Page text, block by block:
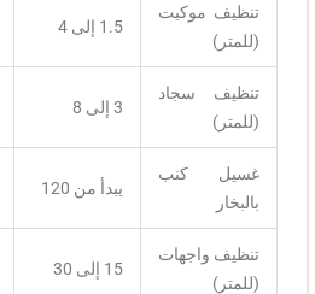
تنظيف موكيت
(للمتر)
1.5 إلى 4
تنظيف سجاد
(للمتر)
3 إلى 8
غسيل كنب
بالبخار
يبدأ من 120
تنظيف واجهات
(للمتر)
15 إلى 30